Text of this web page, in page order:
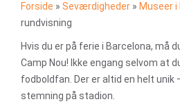
Forside » Seværdigheder » Museer i
rundvisning
Hvis du er på ferie i Barcelona, må
Camp Nou! Ikke engang selvom at
fodboldfan. Der er altid en helt
stemning på stadion.